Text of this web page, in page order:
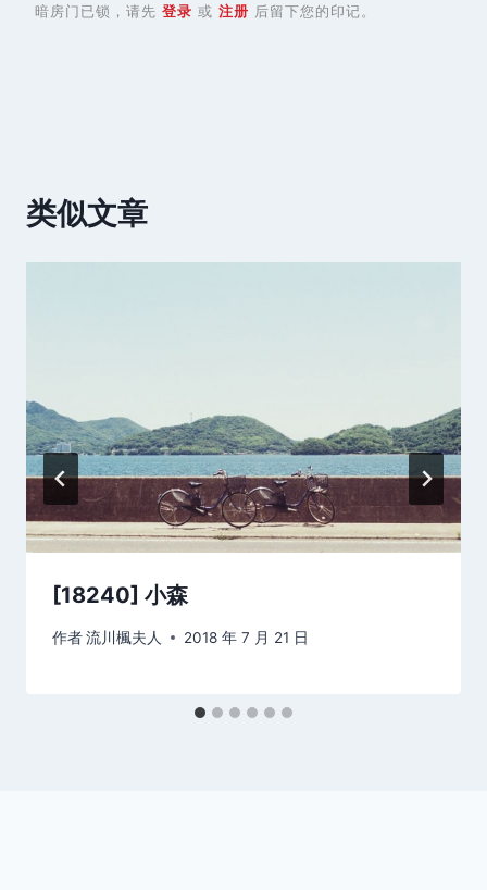
暗房门已锁，请先 登录 或 注册 后留下您的印记。
类似文章
[18240] 小森
作者流川楓夫人 2018 年 7 月 21 日